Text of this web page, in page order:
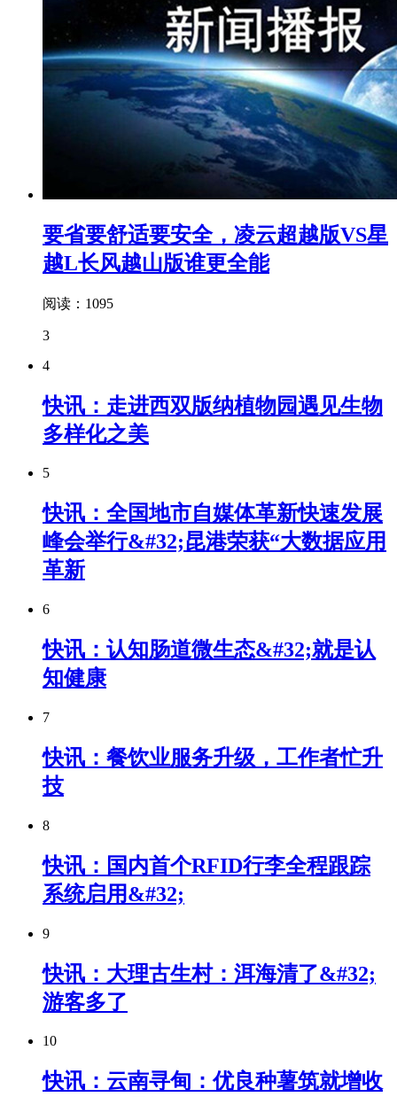
要省要舒适要安全，凌云超越版VS星
越L长风越山版谁更全能
阅读：1095
3
4
快讯：走进西双版纳植物园遇见生物
多样化之美
5
快讯：全国地市自媒体革新快速发展
峰会举行&#32;昆港荣获“大数据应用
革新
6
快讯：认知肠道微生态&#32;就是认
知健康
7
快讯：餐饮业服务升级，工作者忙升
技
8
快讯：国内首个RFID行李全程跟踪
系统启用&#32;
9
快讯：大理古生村：洱海清了&#32;
游客多了
10
快讯：云南寻甸：优良种薯筑就增收